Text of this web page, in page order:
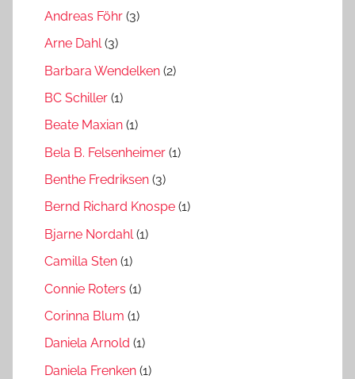
Andreas Föhr (3)
Arne Dahl(3)
Barbara Wendelken (2)
BC Schiller (1)
Beate Maxian (1)
Bela B. Felsenheimer (1)
Benthe Fredriksen (3)
Bernd Richard Knospe (1)
Bjarne Nordahl (1)
Camilla Sten (1)
Connie Roters (1)
Corinna Blum (1)
Daniela Arnold (1)
Daniela Frenken (1)